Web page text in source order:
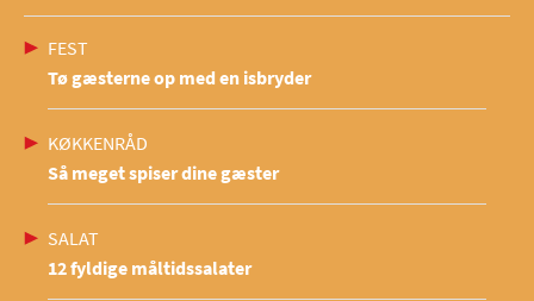
FEST
Tø gæsterne op med en isbryder
KØKKENRÅD
Så meget spiser dine gæster
SALAT
12 fyldige måltidssalater